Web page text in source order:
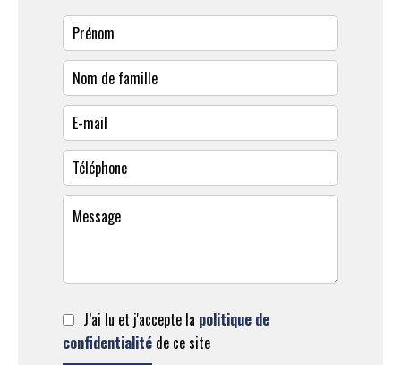
J’ai lu et j'accepte la politique de
confidentialité de ce site